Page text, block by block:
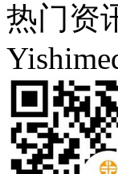
热门资